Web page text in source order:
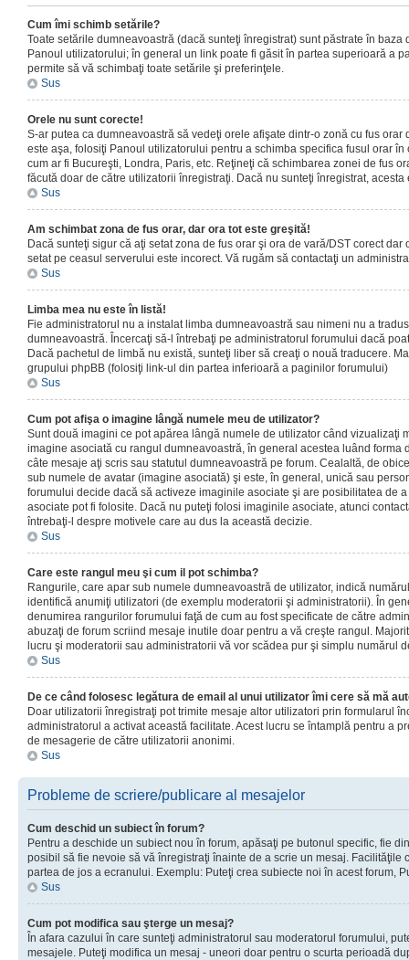
Cum îmi schimb setările?
Toate setările dumneavoastră (dacă sunteţi înregistrat) sunt păstrate în baza
Panoul utilizatorului; în general un link poate fi găsit în partea superioară a
permite să vă schimbaţi toate setările şi preferinţele.
Sus
Orele nu sunt corecte!
S-ar putea ca dumneavoastră să vedeţi orele afişate dintr-o zonă cu fus orar
este aşa, folosiţi Panoul utilizatorului pentru a schimba specifica fusul orar
cum ar fi Bucureşti, Londra, Paris, etc. Reţineţi că schimbarea zonei de fus
făcută doar de către utilizatorii înregistraţi. Dacă nu sunteţi înregistrat, acesta
Sus
Am schimbat zona de fus orar, dar ora tot este greşită!
Dacă sunteţi sigur că aţi setat zona de fus orar şi ora de vară/DST corect
setat pe ceasul serverului este incorect. Vă rugăm să contactaţi un
Sus
Limba mea nu este în listă!
Fie administratorul nu a instalat limba dumneavoastră sau nimeni nu a
dumneavoastră. Încercaţi să-l întrebaţi pe administratorul forumului dacă
Dacă pachetul de limbă nu există, sunteţi liber să creaţi o nouă traducere.
grupului phpBB (folosiţi link-ul din partea inferioară a paginilor forumului)
Sus
Cum pot afişa o imagine lângă numele meu de utilizator?
Sunt două imagini ce pot apărea lângă numele de utilizator când vizualizaţi
imagine asociată cu rangul dumneavoastră, în general acestea luând forma
câte mesaje aţi scris sau statutul dumneavoastră pe forum. Cealaltă, de
sub numele de avatar (imagine asociată) şi este, în general, unică sau
forumului decide dacă să activeze imaginile asociate şi are posibilitatea de
asociate pot fi folosite. Dacă nu puteţi folosi imaginile asociate, atunci
întrebaţi-l despre motivele care au dus la această decizie.
Sus
Care este rangul meu şi cum il pot schimba?
Rangurile, care apar sub numele dumneavoastră de utilizator, indică
identifică anumiţi utilizatori (de exemplu moderatorii şi administratorii). În
denumirea rangurilor forumului faţă de cum au fost specificate de către
abuzaţi de forum scriind mesaje inutile doar pentru a vă creşte rangul.
lucru şi moderatorii sau administratorii vă vor scădea pur şi simplu numărul
Sus
De ce când folosesc legătura de email al unui utilizator îmi cere să mă
Doar utilizatorii înregistraţi pot trimite mesaje altor utilizatori prin formularul
administratorul a activat această facilitate. Acest lucru se întamplă pentru a
de mesagerie de către utilizatorii anonimi.
Sus
Probleme de scriere/publicare al mesajelor
Cum deschid un subiect în forum?
Pentru a deschide un subiect nou în forum, apăsaţi pe butonul specific, fie
posibil să fie nevoie să vă înregistraţi înainte de a scrie un mesaj. Facilităţile
partea de jos a ecranului. Exemplu: Puteţi crea subiecte noi în acest forum,
Sus
Cum pot modifica sau şterge un mesaj?
În afara cazului în care sunteţi administratorul sau moderatorul forumului,
mesajele. Puteţi modifica un mesaj - uneori doar pentru o scurta perioadă